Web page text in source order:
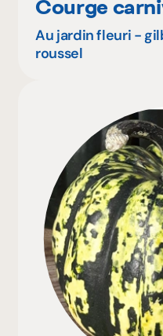
Courge
Au jardin fleuri -
roussel